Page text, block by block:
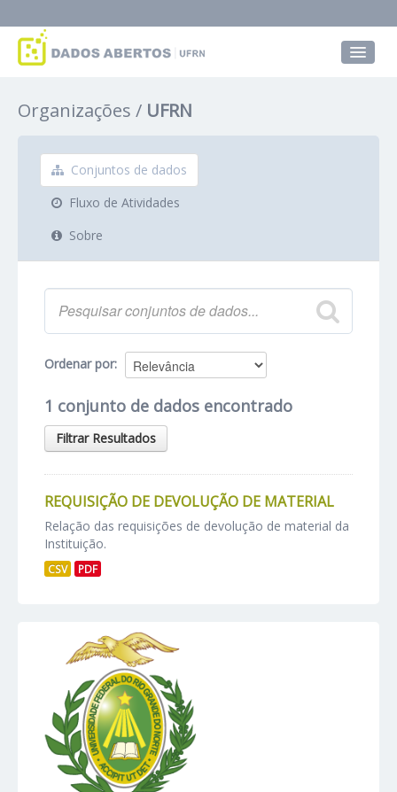
Grupos
Sobre
Organizações UFRN
Conjuntos de dados
Fluxo de Atividades
Sobre
Ordenar por
1 conjunto de dados encontrado
Filtrar Resultados
REQUISIÇÃO DE DEVOLUÇÃO DE MATERIAL
Relação das requisições de devolução de material da
Instituição.
CSV PDF